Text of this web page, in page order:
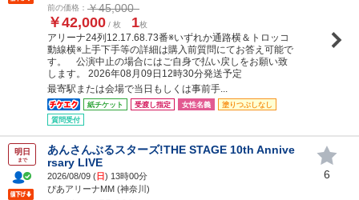
前の価格： ￥45,000
￥42,000 / 枚 1枚
アリーナ24列12.17.68.73番※いずれか通路横＆トロッコ
動線横※上手下手等の詳細は購入前質問にてお答え可能で
す。 公演中止の場合にはご自身で払い戻しをお願い致
します。 2026年08月09日12時30分発送予定
最寄駅または会場で当日もしくは事前手...
紙チケット 受渡し指定 女性名義
塗りつぶしなし
質問受付
明日
まで
あんさんぶるスターズ!THE STAGE 10th Annive
rsary LIVE
2026/08/09 (日) 13時00分
ぴあアリーナMM (神奈川)
6